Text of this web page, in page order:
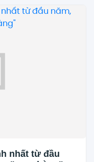
nhất từ đầu